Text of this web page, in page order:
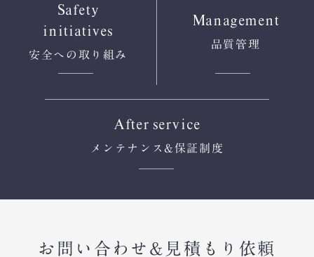
Safety
initiatives
安全への 取り組み
Management
品質管理
After service
メンテナンス &保証制度
お問い合わせ&見積もり依頼